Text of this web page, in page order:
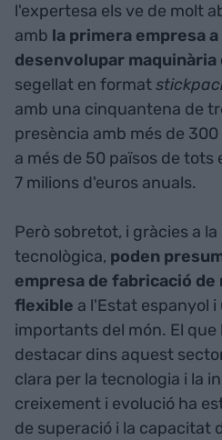
l'expertesa els ve de molt
amb la primera empresa
desenvolupar
segellat en format
amb una cinquantena de
presència amb més de
a més de 50 països de
7 milions d'euros anuals.
Però sobretot, i gràcies a
tecnològica, poden
empresa de fabricació
flexible a l'Estat espanyol
importants del món. El
destacar dins aquest
clara per la tecnologia i la
creixement i evolució ha
de superació i la capacitat